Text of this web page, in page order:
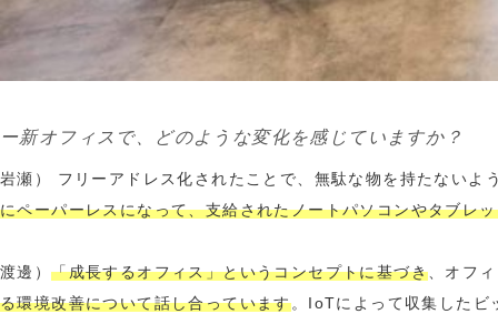
ー新オフィスで、どのような変化を感じていますか？
岩瀬） フリーアドレス化されたことで、無駄な物を持たない
にペーパーレスになって、支給されたノートパソコンやタブレ
渡邊）「成長するオフィス」というコンセプトに基づき 、オフ
る環境改善について話し合っています。IoTによって収集したビ